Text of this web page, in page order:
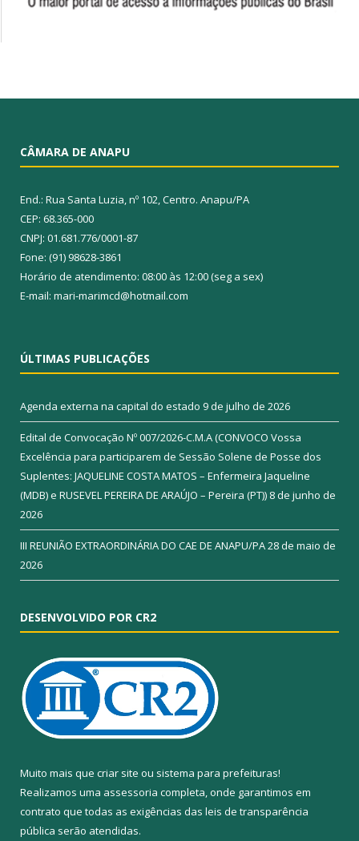
CÂMARA DE ANAPU
End.: Rua Santa Luzia, nº 102, Centro. Anapu/PA
CEP: 68.365-000
CNPJ: 01.681.776/0001-87
Fone: (91) 98628-3861
Horário de atendimento: 08:00 às 12:00 (seg a sex)
E-mail: mari-marimcd@hotmail.com
ÚLTIMAS PUBLICAÇÕES
Agenda externa na capital do estado 9 de julho de 2026
Edital de Convocação Nº 007/2026-C.M.A (CONVOCO Vossa
Excelência para participarem de Sessão Solene de Posse dos
Suplentes: JAQUELINE COSTA MATOS – Enfermeira Jaqueline
(MDB) e RUSEVEL PEREIRA DE ARAÚJO – Pereira (PT)) 8 de junho de
2026
III REUNIÃO EXTRAORDINÁRIA DO CAE DE ANAPU/PA28 de maio de
2026
DESENVOLVIDO POR CR2
Muito mais que criar site ou sistema para prefeituras!
Realizamos uma assessoria completa, onde garantimos em
contrato que todas as exigências das leis de transparência
pública serão atendidas.